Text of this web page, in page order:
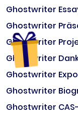
Ghostwriter
Ghostwriter
Ghostwriter
Ghostwriter
Ghostwriter
Ghostwriter
Ghostwriter